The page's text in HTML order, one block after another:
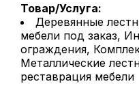
Товар/Услуга:
Деревянные
мебели под заказ,
ограждения,
Металлические
реставрация мебели